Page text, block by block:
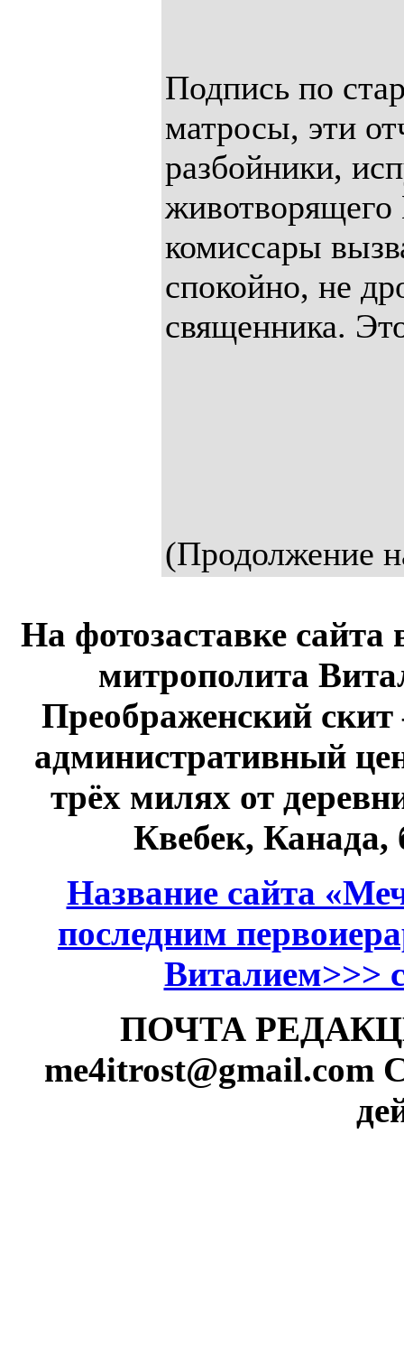
Подпись по
матросы, эти
разбойники,
животворящего
комиссары
спокойно, не
священника.
(Продолжение
На фотозаставке сайта
митрополита
Преображенский
административный
трёх милях от
Квебек,
Название сайта
последним
Виталием>>>
ПОЧТА
me4itrost@gmail.com